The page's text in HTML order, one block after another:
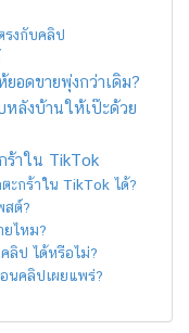
รงกับคลิป
อดขายพุ่งกว่าเดิม?
หลังบ้านให้เป๊ะด้วย
ร้าใน TikTok
ะกร้าใน TikTok ได้?
สต์?
ยไหม?
ลิป ได้หรือไม่?
นคลิปเผยแพร่?